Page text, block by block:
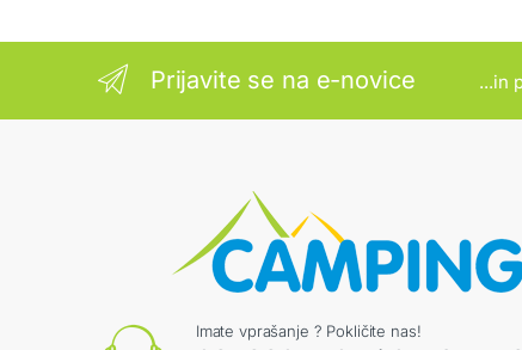
Prijavite se na e-novice ...in
Imate vprašanje ? Pokličite nas!